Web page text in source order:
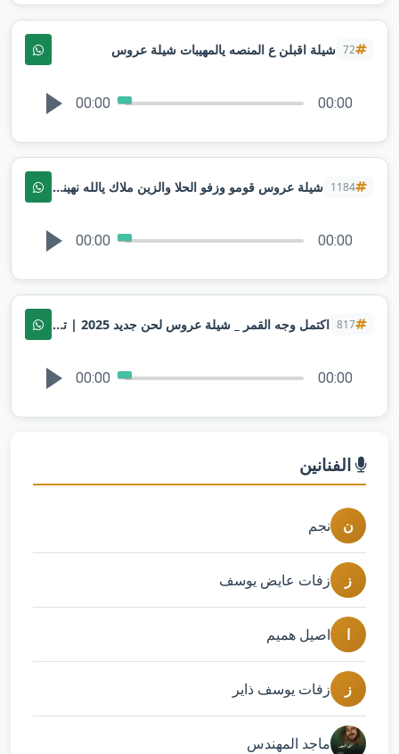
72 شيلة اقبلن ع المنصه يالمهيبات شيلة عروس
00:00 00:00
1184 شيلة عروس قومو وزفو الحلا والزين ملاك يالله نهينها - شيلات حماسية2026
00:00 00:00
817 اكتمل وجه القمر _ شيلة عروس لحن جديد 2025 | تنفيذبالاسماء
00:00 00:00
الفنانين
ن نجم
ز زفات عايض يوسف
ا اصيل هميم
ز زفات يوسف ذاير
ماجد المهندس